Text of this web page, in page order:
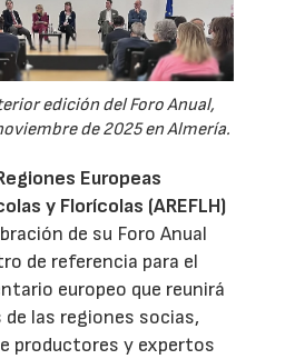
edición del Foro Anual,
de 2025 en Almería.
Europeas
y Florícolas (AREFLH)
de su Foro Anual
de referencia para el
europeo que reunirá
las regiones socias,
productores y expertos